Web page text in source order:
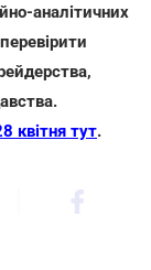
аналітичних
квітня тут.